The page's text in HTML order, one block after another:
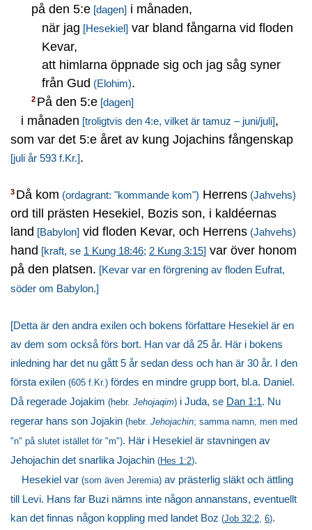
på den 5:e [dagen] i månaden,
när jag [Hesekiel] var bland fångarna vid floden
Kevar,
att himlarna öppnade sig och jag såg syner
från Gud (Elohim).
2 På den 5:e [dagen]
i månaden [troligtvis den 4:e, vilket är tamuz – juni/juli],
som var det 5:e året av kung Jojachins fångenskap
[juli år 593 f.Kr.].
3 Då kom (ordagrant: "kommande kom") Herrens (Jahvehs)
ord till prästen Hesekiel, Bozis son, i kaldéernas
land [Babylon] vid floden Kevar, och Herrens (Jahvehs)
hand [kraft, se 1 Kung 18:46; 2 Kung 3:15] var över honom
på den platsen. [Kevar var en förgrening av floden Eufrat,
söder om Babylon.]
[Detta är den andra exilen och bokens författare Hesekiel är en
av dem som också förs bort. Han var då 25 år. Här i bokens
inledning har det nu gått 5 år sedan dess och han är 30 år. I den
första exilen (605 f.Kr.) fördes en mindre grupp bort, bl.a. Daniel.
Då regerade Jojakim (hebr. Jehojaqim) i Juda, se Dan 1:1. Nu
regerar hans son Jojakin (hebr. Jehojachin; samma namn, men med
"n" på slutet istället för "m"). Här i Hesekiel är stavningen av
Jehojachin det snarlika Jojachin (Hes 1:2).
Hesekiel var (som även Jeremia) av prästerlig släkt och ättling
till Levi. Hans far Buzi nämns inte någon annanstans, eventuellt
kan det finnas någon koppling med landet Boz (Job 32:2 6).